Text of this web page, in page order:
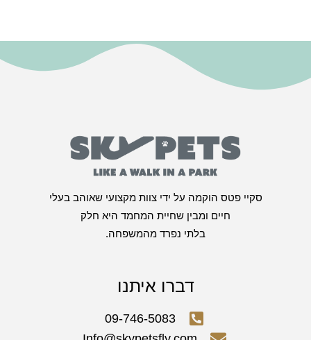
סקיי פטס הוקמה על ידי צוות מקצועי שאוהב בעלי
חיים ומבין שחיית המחמד היא חלק
בלתי נפרד מהמשפחה.
דברו איתנו
09-746-5083